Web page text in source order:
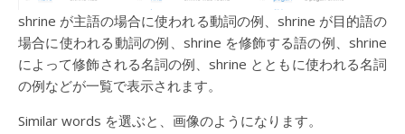
shrine が主語の場合に使われる動詞の例、shrine が目的語の
場合に使われる動詞の例、shrine を修飾する語の例、shrine
によって修飾される名詞の例、shrine とともに使われる名詞
の例などが一覧で表示されます。
Similar words を選ぶと、画像のようになります。